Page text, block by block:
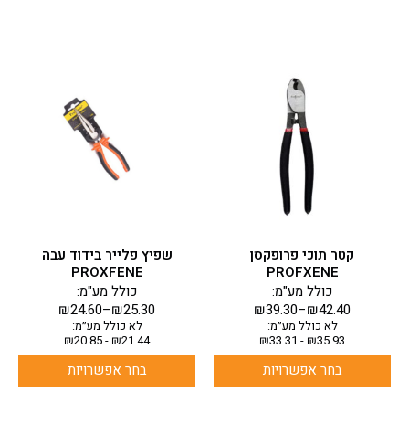
קטר תוכי פרופקסן
PROFXENE
₪39.30–₪42.40
כולל מע"מ:
לא כולל מע״מ:
₪35.93
-
₪33.31
בחר אפשרויות
זה
יש
מספר
סוגים.
ניתן
לבחור
את
האפשרויות
המוצר
שפיץ פלייר בידוד עבה
PROXFENE
₪24.60–₪25.30
כולל מע"מ:
לא כולל מע״מ:
₪21.44
-
₪20.85
בחר אפשרויות
מספר
סוגים.
ניתן
המוצר